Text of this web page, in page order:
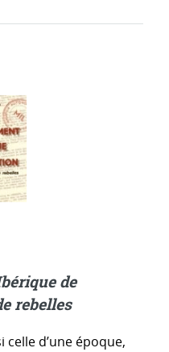
de
rebelles
celle d’une époque,